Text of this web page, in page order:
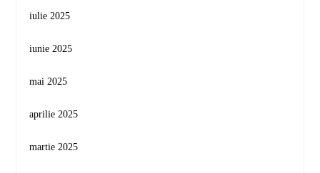
iulie 2025
iunie 2025
mai 2025
aprilie 2025
martie 2025